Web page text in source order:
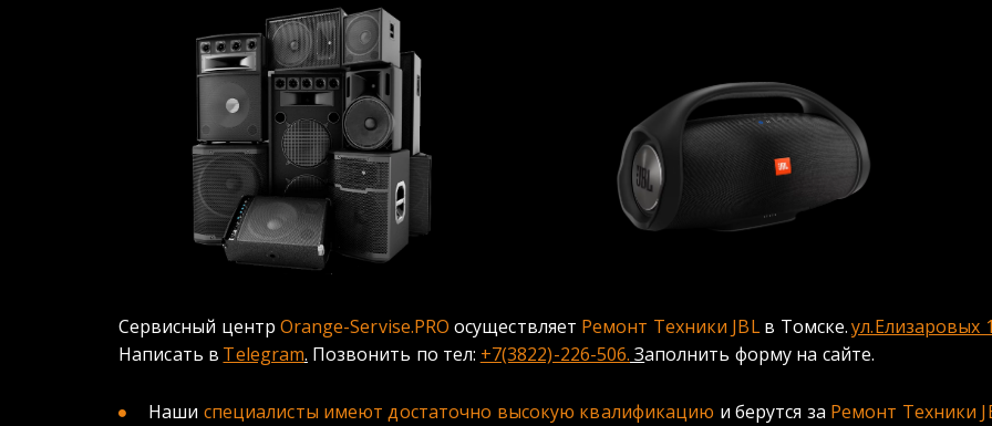
Сервисный центр Orange-Servise.PRO осуществляет Ремонт Техники JBL в Томске.ул.Елизаровых
Написать в Telegram. Позвонить по тел: +7(3822)-226-506. Заполнить форму на сайте.
Наши специалисты имеют достаточно высокую квалификацию и берутся за Ремонт Техники